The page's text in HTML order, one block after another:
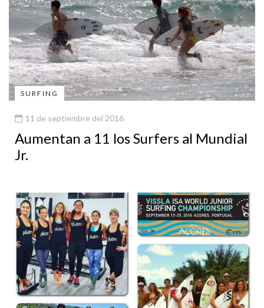
SURFING
11 de septiembre del 2016
Aumentan a 11 los Surfers al Mundial
Jr.